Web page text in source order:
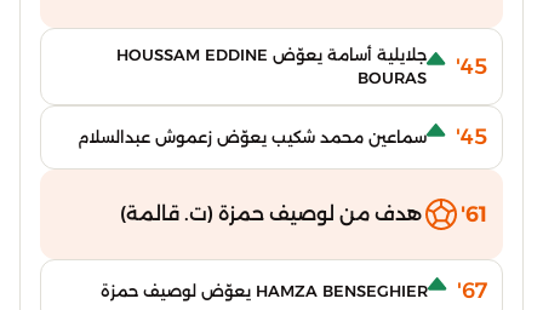
45'
جلايلية أسامة يعوّض HOUSSAM EDDINE
BOURAS
45' سماعين محمد شكيب يعوّض زعموش عبدالسلام
61' هدف من لوصيف حمزة (ت. قالمة)
67' HAMZA BENSEGHIER يعوّض لوصيف حمزة